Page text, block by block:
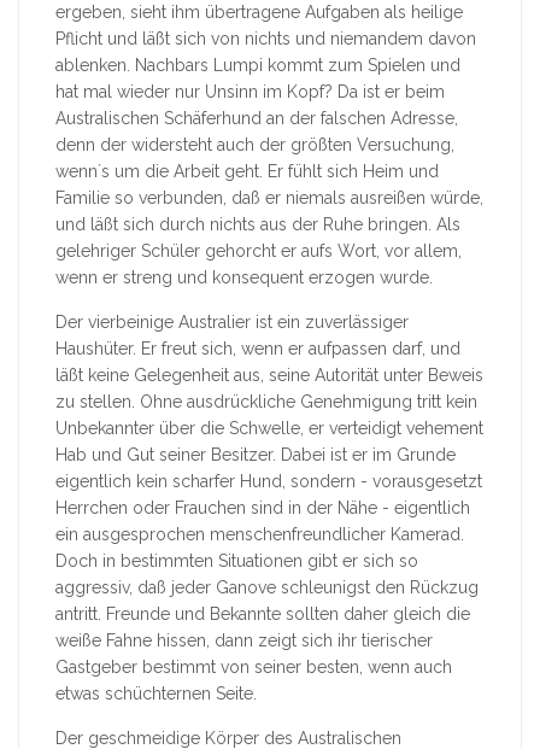
ergeben, sieht ihm übertragene Aufgaben als heilige
Pflicht und läßt sich von nichts und niemandem davon
ablenken. Nachbars Lumpi kommt zum Spielen und
hat mal wieder nur Unsinn im Kopf? Da ist er beim
Australischen Schäferhund an der falschen Adresse,
denn der widersteht auch der größten Versuchung,
wenn´s um die Arbeit geht. Er fühlt sich Heim und
Familie so verbunden, daß er niemals ausreißen würde,
und läßt sich durch nichts aus der Ruhe bringen. Als
gelehriger Schüler gehorcht er aufs Wort, vor allem,
wenn er streng und konsequent erzogen wurde.
Der vierbeinige Australier ist ein zuverlässiger
Haushüter. Er freut sich, wenn er aufpassen darf, und
läßt keine Gelegenheit aus, seine Autorität unter Beweis
zu stellen. Ohne ausdrückliche Genehmigung tritt kein
Unbekannter über die Schwelle, er verteidigt vehement
Hab und Gut seiner Besitzer. Dabei ist er im Grunde
eigentlich kein scharfer Hund, sondern - vorausgesetzt
Herrchen oder Frauchen sind in der Nähe - eigentlich
ein ausgesprochen menschenfreundlicher Kamerad.
Doch in bestimmten Situationen gibt er sich so
aggressiv, daß jeder Ganove schleunigst den Rückzug
antritt. Freunde und Bekannte sollten daher gleich die
weiße Fahne hissen, dann zeigt sich ihr tierischer
Gastgeber bestimmt von seiner besten, wenn auch
etwas schüchternen Seite.
Der geschmeidige Körper des Australischen